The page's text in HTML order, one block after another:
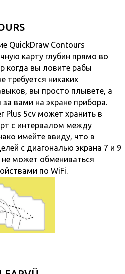
QuickDraw Contours
карту глубин прямо во
когда вы ловите рабы
требуется никаких
вы просто плывете, а
за вами на экране прибора.
Plus 5cv может хранить в
с интервалом между
имейте ввиду, что в
с диагональю экрана 7 и 9
может обмениваться
по WiFi.